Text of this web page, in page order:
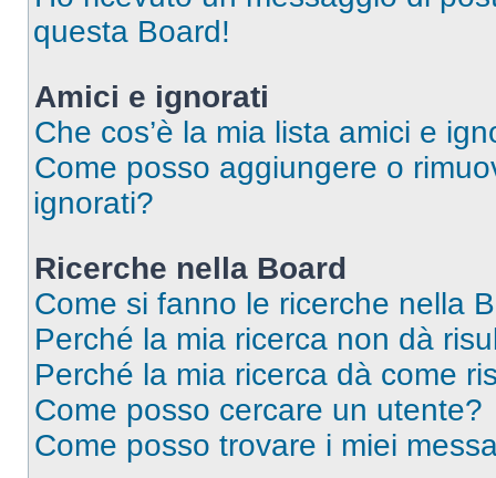
questa Board!
Amici e ignorati
Che cos’è la mia lista amici e
Come posso aggiungere o
ignorati?
Ricerche nella Board
Come si fanno le ricerche nella
Perché la mia ricerca non dà
Perché la mia ricerca dà come
Come posso cercare un utente?
Come posso trovare i miei